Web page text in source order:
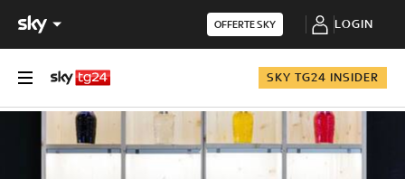
OFFERTE SKY LOGIN
SKY TG24 INSIDER